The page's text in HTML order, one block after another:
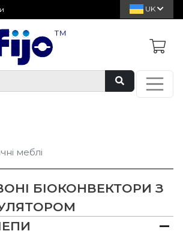
UK
меблі
БІОКОНВЕКТОРИ З